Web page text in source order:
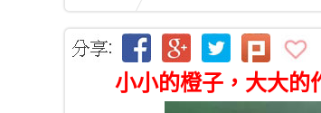
小小的橙子，大大的